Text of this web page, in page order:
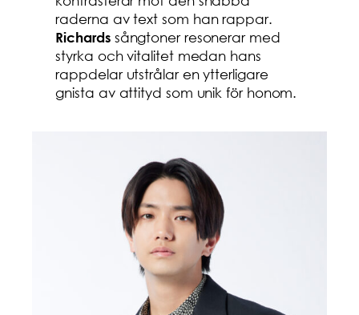
raderna av text som han rappar.
Richards sångtoner resonerar med
styrka och vitalitet medan hans
rappdelar utstrålar en ytterligare
gnista av attityd som unik för honom.